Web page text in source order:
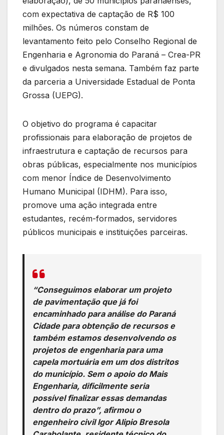
com expectativa de captação de R$ 100
milhões. Os números constam de
levantamento feito pelo Conselho Regional de
Engenharia e Agronomia do Paraná – Crea-PR
e divulgados nesta semana. Também faz parte
da parceria a Universidade Estadual de Ponta
Grossa (UEPG).
O objetivo do programa é capacitar
profissionais para elaboração de projetos de
infraestrutura e captação de recursos para
obras públicas, especialmente nos municípios
com menor Índice de Desenvolvimento
Humano Municipal (IDHM). Para isso,
promove uma ação integrada entre
estudantes, recém-formados, servidores
públicos municipais e instituições parceiras.
“Conseguimos elaborar um projeto
de pavimentação que já foi
encaminhado para análise do Paraná
Cidade para obtenção de recursos e
também estamos desenvolvendo os
projetos de engenharia para uma
capela mortuária em um dos distritos
do município. Sem o apoio do Mais
Engenharia, dificilmente seria
possível finalizar essas demandas
dentro do prazo”, afirmou o
engenheiro civil Igor Alipio Bresola